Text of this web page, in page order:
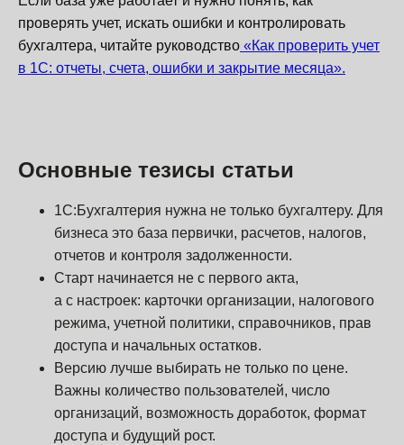
проверять учет, искать ошибки и контролировать
бухгалтера, читайте руководство «Как проверить учет
в 1С: отчеты, счета, ошибки и закрытие месяца».
Основные тезисы статьи
1С:Бухгалтерия нужна не только бухгалтеру. Для
бизнеса это база первички, расчетов, налогов,
отчетов и контроля задолженности.
Старт начинается не с первого акта,
а с настроек: карточки организации, налогового
режима, учетной политики, справочников, прав
доступа и начальных остатков.
Версию лучше выбирать не только по цене.
Важны количество пользователей, число
организаций, возможность доработок, формат
доступа и будущий рост.